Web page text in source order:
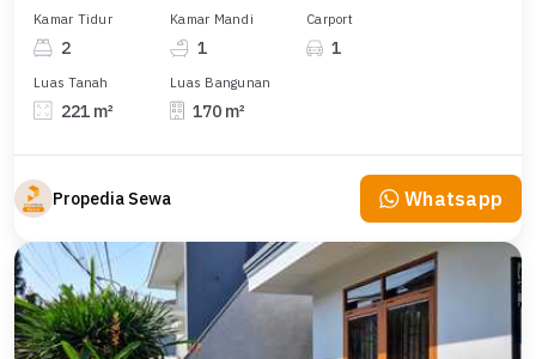
Kamar Tidur
2
Kamar Mandi
1
Carport
1
Luas Tanah
221 m²
Luas Bangunan
170 m²
Propedia Sewa Whatsapp